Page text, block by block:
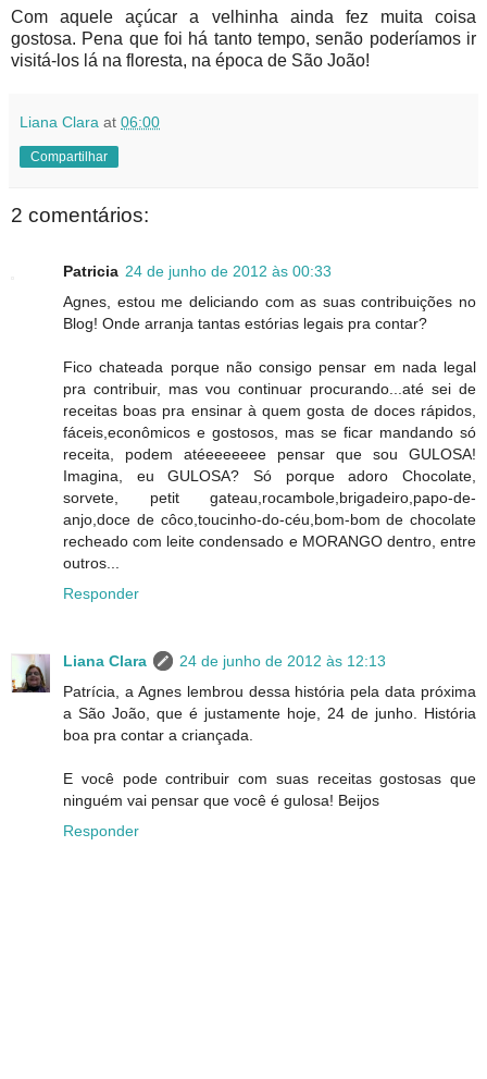
Com aquele açúcar a velhinha ainda fez muita coisa
gostosa. Pena que foi há tanto tempo, senão poderíamos ir
visitá-los lá na floresta, na época de São João!
Liana Clara at 06:00
Compartilhar
2 comentários:
Patricia 24 de junho de 2012 às 00:33
Agnes, estou me deliciando com as suas contribuições no
Blog! Onde arranja tantas estórias legais pra contar?
Fico chateada porque não consigo pensar em nada legal
pra contribuir, mas vou continuar procurando...até sei de
receitas boas pra ensinar à quem gosta de doces rápidos,
fáceis,econômicos e gostosos, mas se ficar mandando só
receita, podem atéeeeeeee pensar que sou GULOSA!
Imagina, eu GULOSA? Só porque adoro Chocolate,
sorvete, petit gateau,rocambole,brigadeiro,papo-de-
anjo,doce de côco,toucinho-do-céu,bom-bom de chocolate
recheado com leite condensado e MORANGO dentro, entre
outros...
Responder
Liana Clara
24 de junho de 2012 às 12:13
Patrícia, a Agnes lembrou dessa história pela data próxima
a São João, que é justamente hoje, 24 de junho. História
boa pra contar a criançada.
E você pode contribuir com suas receitas gostosas que
ninguém vai pensar que você é gulosa! Beijos
Responder